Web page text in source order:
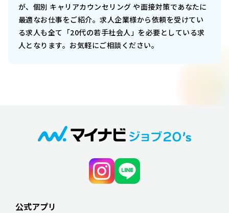
が、個別 キャリアカウンセリング や面接対策であなたに
最適なお仕事をご紹介。求人企業様から依頼を受けてい
る求人も全て「20代の若手社会人」を必要としている求
人となります。お気軽にご相談ください。
公式アプリ